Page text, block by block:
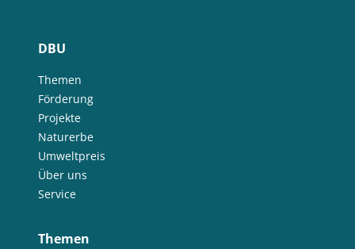
DBU
Themen
Förderung
Projekte
Naturerbe
Umweltpreis
Über uns
Service
Themen